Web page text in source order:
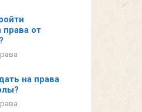
права от
на права